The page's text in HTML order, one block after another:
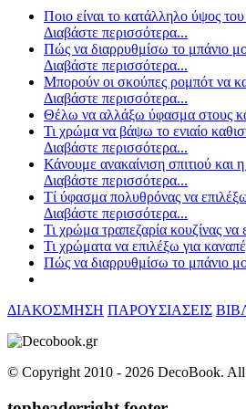
Ποιο είναι το κατάλληλο ύψος
Διαβάστε περισσότερα...
Πώς να διαρρυθμίσω το μπάνιο
Διαβάστε περισσότερα...
Μπορούν οι σκούπες ρομπότ να
Διαβάστε περισσότερα...
Θέλω να αλλάξω ύφασμα στους
Τι χρώμα να βάψω το ενιαίο
Διαβάστε περισσότερα...
Κάνουμε ανακαίνιση σπιτιού
Διαβάστε περισσότερα...
Τί ύφασμα πολυθρόνας να
Διαβάστε περισσότερα...
Τι χρώμα τραπεζαρία κουζίνας να
Τι χρώματα να επιλέξω για
Πώς να διαρρυθμίσω το μπάνιο
ΔΙΑΚΟΣΜΗΣΗ ΠΑΡΟΥΣΙΑΣΕΙΣ
© Copyright 2010 - 2026 DecoBook.